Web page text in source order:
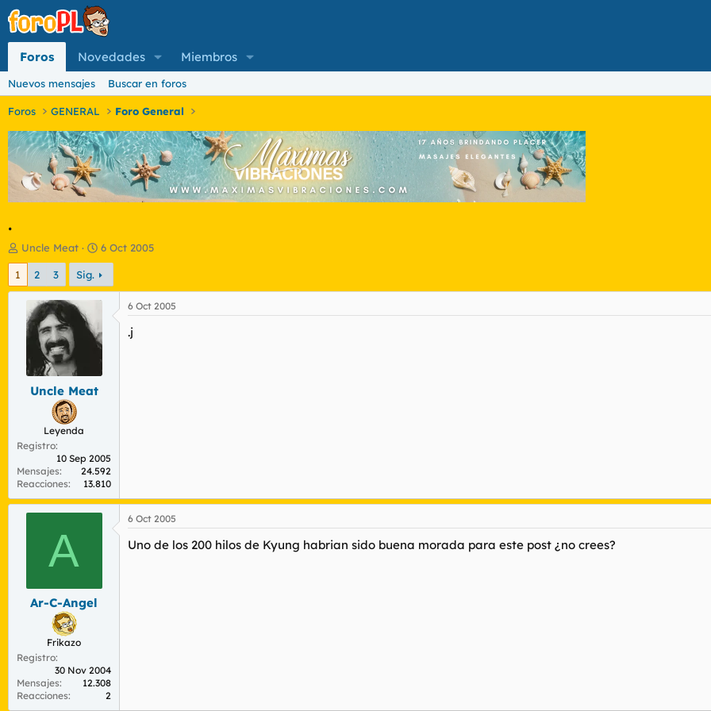
Foros Novedades Miembros
Nuevos mensajes Buscar en foros
Foros GENERAL Foro General
.
I
n
c
a
d
d
m
Uncle Meat
F
e
c
h
a
e
i
n
i
6 Oct 2005
1 2 3 Sig.
Uncle Meat
Leyenda
Registro
10 Sep 2005
Mensajes
24.592
Reacciones
13.810
6 Oct 2005
.j
A
Ar-C-Angel
Frikazo
Registro
30 Nov 2004
Mensajes
12.308
Reacciones
2
6 Oct 2005
Uno de los 200 hilos de Kyung habrian sido buena morada para este post ¿no crees?